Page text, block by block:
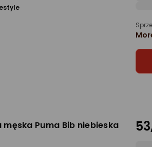
męska Puma Bib niebieska